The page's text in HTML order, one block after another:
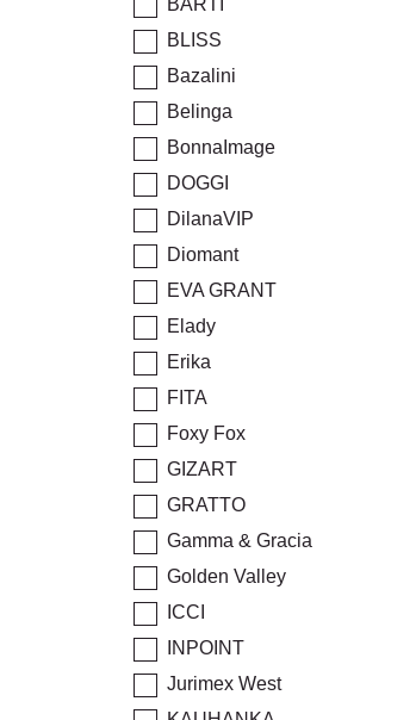
BARTI
BLISS
Bazalini
Belinga
BonnaImage
DOGGI
DilanaVIP
Diomant
EVA GRANT
Elady
Erika
FITA
Foxy Fox
GIZART
GRATTO
Gamma & Gracia
Golden Valley
ICCI
INPOINT
Jurimex West